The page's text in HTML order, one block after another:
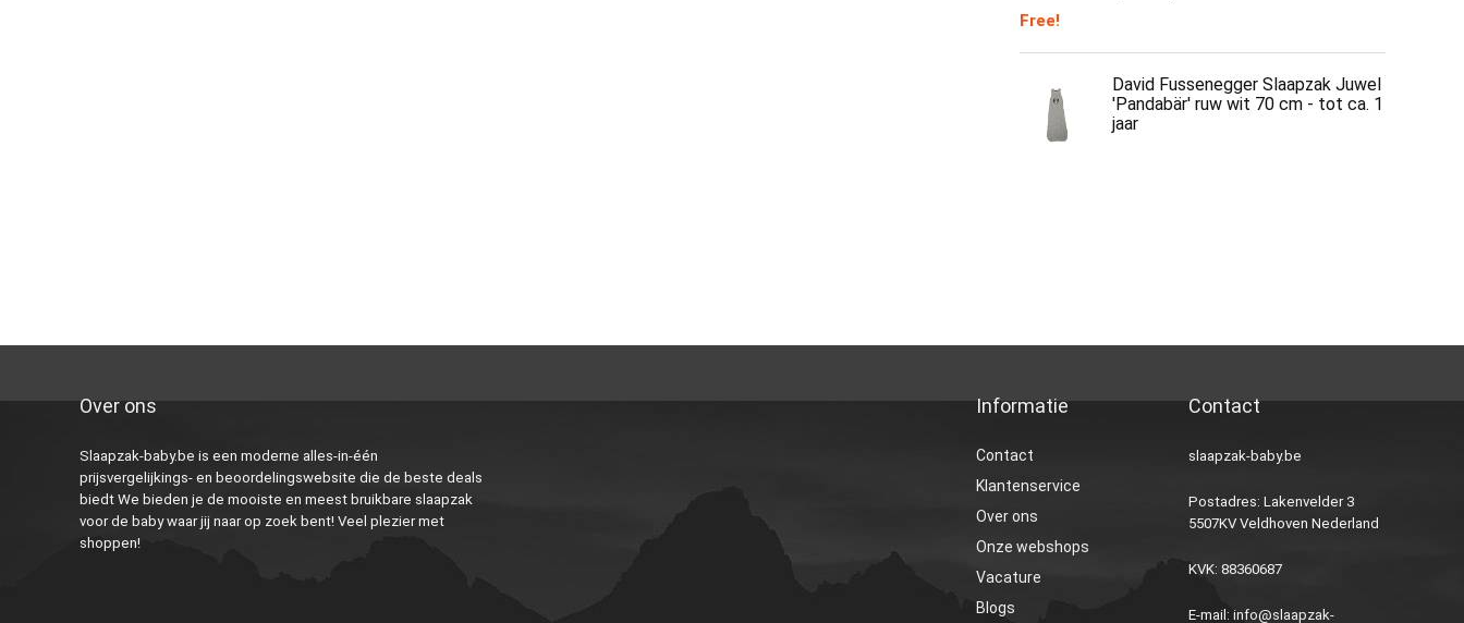
Free!
David Fussenegger Slaapzak Juwel
'Pandabär' ruw wit 70 cm - tot ca. 1
jaar
Over ons
Slaapzak-baby.be is een moderne alles-in-één
prijsvergelijkings- en beoordelingswebsite die de beste deals
biedt We bieden je de mooiste en meest bruikbare slaapzak
voor de baby waar jij naar op zoek bent! Veel plezier met
shoppen!
Informatie
Contact
Klantenservice
Over ons
Onze webshops
Vacature
Blogs
Contact
slaapzak-baby.be
Postadres: Lakenvelder 3
5507KV Veldhoven Nederland
KVK: 88360687
E-mail:info@slaapzak-